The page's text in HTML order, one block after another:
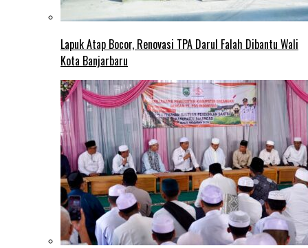
Lapuk Atap Bocor, Renovasi TPA Darul Falah Dibantu Wali
Kota Banjarbaru